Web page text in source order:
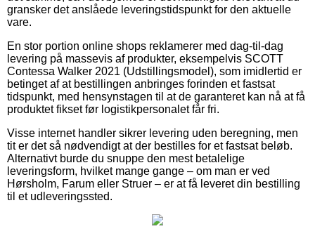
gransker det anslåede leveringstidspunkt for den aktuelle
vare.
En stor portion online shops reklamerer med dag-til-dag
levering på massevis af produkter, eksempelvis SCOTT
Contessa Walker 2021 (Udstillingsmodel), som imidlertid er
betinget af at bestillingen anbringes forinden et fastsat
tidspunkt, med hensynstagen til at de garanteret kan nå at få
produktet fikset før logistikpersonalet får fri.
Visse internet handler sikrer levering uden beregning, men
tit er det så nødvendigt at der bestilles for et fastsat beløb.
Alternativt burde du snuppe den mest betalelige
leveringsform, hvilket mange gange – om man er ved
Hørsholm, Farum eller Struer – er at få leveret din bestilling
til et udleveringssted.